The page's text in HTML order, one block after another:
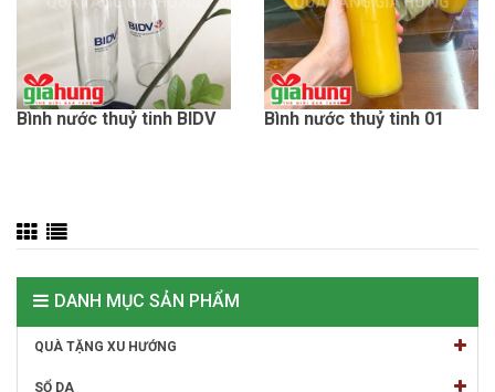
Bình nước thuỷ tinh BIDV Bình nước thuỷ tinh 01
DANH MỤC SẢN PHẨM
QUÀ TẶNG XU HƯỚNG
SỔ DA